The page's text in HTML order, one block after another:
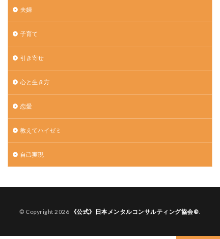
夫婦
子育て
引き寄せ
心と生き方
恋愛
教えてハイゼミ
自己実現
© Copyright 2026 《公式》日本メンタルコンサルティング協会®︎.